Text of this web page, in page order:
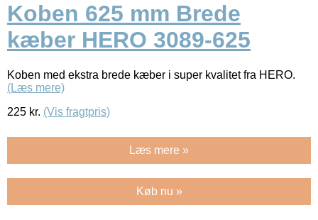
Koben 625 mm Brede
kæber HERO 3089-625
Koben med ekstra brede kæber i super kvalitet fra HERO.
(Læs mere)
225 kr. (Vis fragtpris)
Læs mere »
Køb nu »